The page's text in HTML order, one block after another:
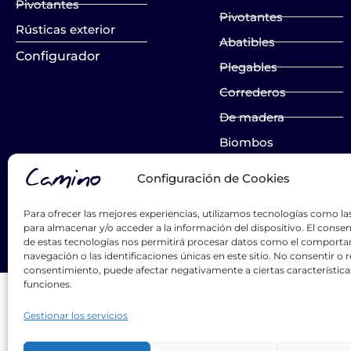
Configuración de Cookies
Para ofrecer las mejores experiencias, utilizamos tecnologías como
para almacenar y/o acceder a la información del dispositivo. El
de estas tecnologías nos permitirá procesar datos como el
navegación o las identificaciones únicas en este sitio. No consentir o
consentimiento, puede afectar negativamente a ciertas
funciones.
Gestionar los servicios
Pivotantes
Rústicas exterior
Configurador
Pivotantes
Abatibles
Plegables
Correderos
De madera
Biombos
List Title #1
List Title #2
List Title #3